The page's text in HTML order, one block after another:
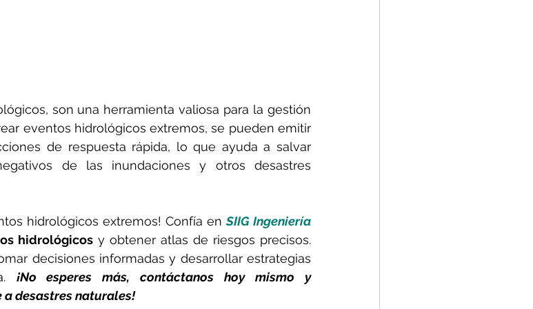
son una herramienta valiosa para la gestión
eventos hidrológicos extremos, se pueden emitir
de respuesta rápida, lo que ayuda a salvar
de las inundaciones y otros desastres
hidrológicos extremos! Confía en SIIG Ingeniería
hidrológicos y obtener atlas de riesgos precisos.
decisiones informadas y desarrollar estrategias
¡No esperes más, contáctanos hoy mismo y
desastres naturales!